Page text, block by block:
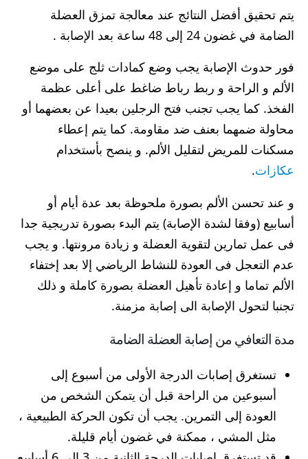
يتم تحقيق أفضل النتائج عند معالجة تمزق العضلة
الضامة في غضون 24 إلى 48 ساعة بعد الإصابة .
فور حدوث الإصابة يجب وضع كمادات ثلج على موضع
الألم و الراحة و ربط رباط ضاغط على أعلى عظمة
الفخذ. كما يجب تجنب فتح الرجلين بعيدا عن بعضهما أو
محاولة ضمهما بعنف ضد مقاومة. كما يتم إعطاء
مسكنات للمريض لتقليل الألم. و ينصح بأستخدام
عكازات.
و عند تحسن الألم بصورة ملحوظة بعد عدة أيام أو
أسابيع (وفقا لشدة الإصابة) يتم البدء بصورة تدريجية جدا
فى عمل تمارين لتقوية العضلة و زيادة مرونتها. و يجب
عدم التعجل فى العودة للنشاط الرياضي إلا بعد إختفاء
الألم تماما و إعادة تأهيل العضلة بصورة كاملة و ذلك
تجنبا لتحول الإصابة الى إصابة مزمنة.
مدة التعافي من إصابة العضلة الضامة
تستغرق إصابات الدرجة الأولى من أسبوع إلى
أسبوعين من الراحة قبل أن يتمكن الشخص من
العودة إلى التمرين. يجب أن تكون الحركة الطبيعية ،
مثل المشي ، ممكنة في غضون أيام قليلة.